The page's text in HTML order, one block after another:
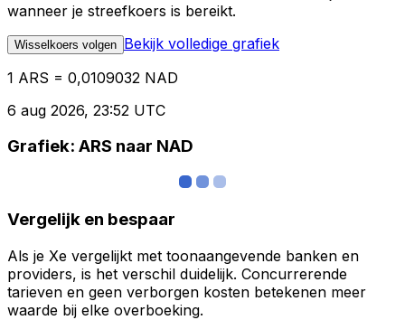
wanneer je streefkoers is bereikt.
Wisselkoers volgen Bekijk volledige grafiek
1 ARS = 0,0109032 NAD
6 aug 2026, 23:52 UTC
Grafiek: ARS naar NAD
Vergelijk en bespaar
Als je Xe vergelijkt met toonaangevende banken en
providers, is het verschil duidelijk. Concurrerende
tarieven en geen verborgen kosten betekenen meer
waarde bij elke overboeking.